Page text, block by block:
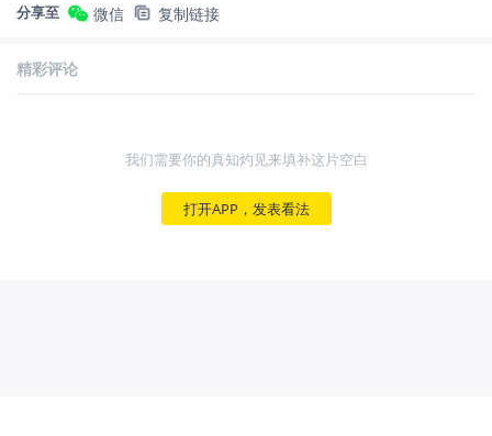
分享至 微信 复制链接
精彩评论
我们需要你的真知灼见来填补这片空白
打开APP，发表看法